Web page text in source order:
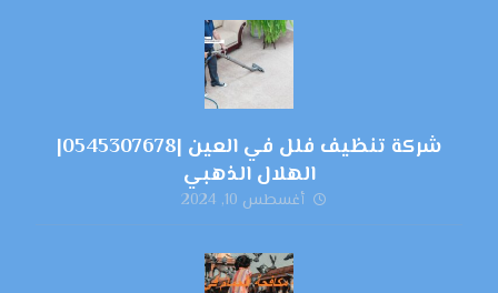
شركة تنظيف فلل في العين |0545307678|
الهلال الذهبي
أغسطس 10, 2024